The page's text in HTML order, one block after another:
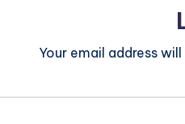
Your email address